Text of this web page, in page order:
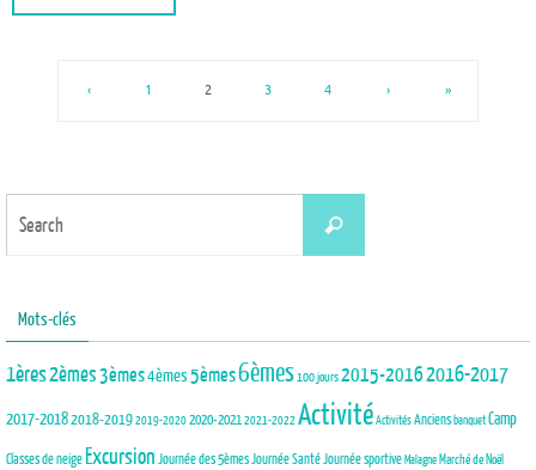
‹ 1 2 3 4 › »
Search
Mots-clés
1ères2èmes3èmes4èmes5èmes6èmes100 jours2015-20162016-2017
2017-20182018-20192019-20202020-20212021-2022 ActivitéActivitésAnciens banquetCamp
Classes de neige Excursion Journée des 5èmesJournée SantéJournée sportive Malagne Marché de Noël